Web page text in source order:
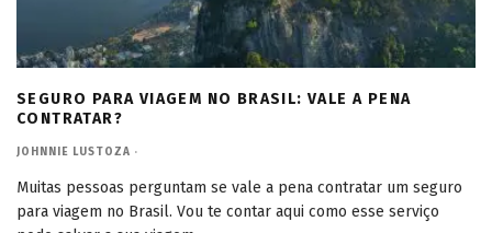
SEGURO PARA VIAGEM NO BRASIL: VALE A PENA
CONTRATAR?
JOHNNIE LUSTOZA ·
Muitas pessoas perguntam se vale a pena contratar um seguro
para viagem no Brasil. Vou te contar aqui como esse serviço